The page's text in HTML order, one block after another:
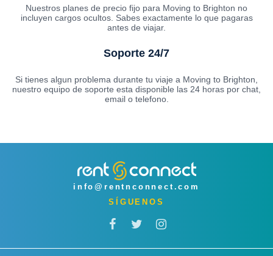
Nuestros planes de precio fijo para Moving to Brighton no
incluyen cargos ocultos. Sabes exactamente lo que pagaras
antes de viajar.
Soporte 24/7
Si tienes algun problema durante tu viaje a Moving to Brighton,
nuestro equipo de soporte esta disponible las 24 horas por chat,
email o telefono.
info@rentnconnect.com
SÍGUENOS